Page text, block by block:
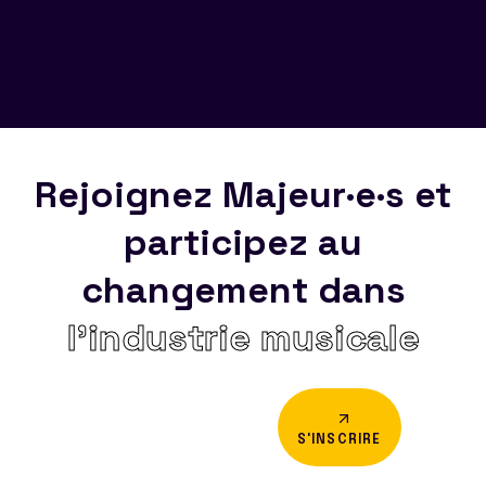
Rejoignez Majeur·e·s et
participez au
changement dans
l’industrie musicale
S'INSCRIRE